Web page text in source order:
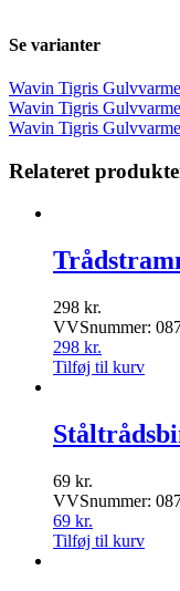
Se varianter
Wavin Tigris
Wavin Tigris
Wavin Tigris
Relateret
298 kr.
VVSnummer:
298 kr.
Tilføj til kurv
69 kr.
VVSnummer:
69 kr.
Tilføj til kurv